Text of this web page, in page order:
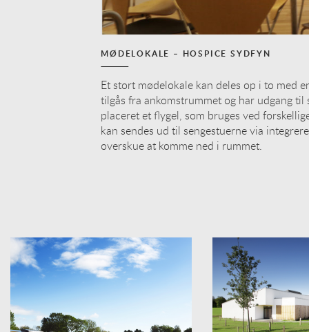
MØDELOKALE – HOSPICE SYDFYN
Et stort mødelokale kan deles op i to med
tilgås fra ankomstrummet og har udgang
placeret et flygel, som bruges ved
kan sendes ud til sengestuerne via
overskue at komme ned i rummet.